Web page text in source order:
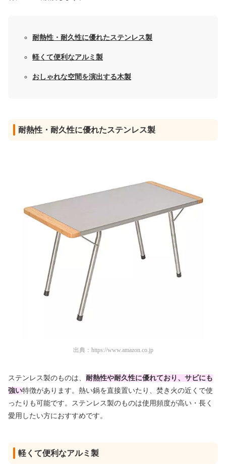
耐熱性・耐久性に優れたステンレス製
軽くて便利なアルミ製
おしゃれな空間を演出する木製
耐熱性・耐久性に優れたステンレス製
出典： https://www.amazon.co.jp
ステンレス製のものは、 耐熱性や耐久性に優れており、サビにも
強い特徴があります。熱い鍋を直接置いたり、焚き火の近くで使
ったりも可能です。ステンレス製のものは使用頻度が高い・長く
愛用したい方におすすめです。
軽くて便利なアルミ製